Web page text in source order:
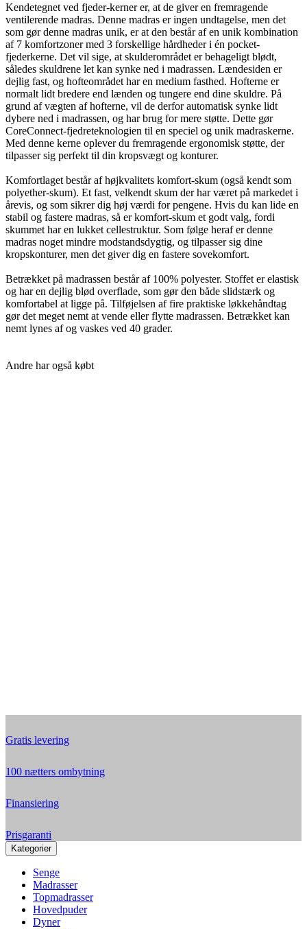
Kendetegnet ved fjeder-kerner er, at de giver en fremragende
ventilerende madras. Denne madras er ingen undtagelse, men det
som gør denne madras unik, er at den består af en unik kombination
af 7 komfortzoner med 3 forskellige hårdheder i én pocket-
fjederkerne. Det vil sige, at skulderområdet er behageligt blødt,
således skuldrene let kan synke ned i madrassen. Lændesiden er
dejlig fast, og hofteområdet har en medium fasthed. Hofterne er
normalt lidt bredere end lænden og tungere end dine skuldre. På
grund af vægten af hofterne, vil de derfor automatisk synke lidt
dybere ned i madrassen, og har brug for mere støtte. Dette gør
CoreConnect-fjedreteknologien til en speciel og unik madraskerne.
Med denne kerne oplever du fremragende ergonomisk støtte, der
tilpasser sig perfekt til din kropsvægt og konturer.
Komfortlaget består af højkvalitets komfort-skum (også kendt som
polyether-skum). Et fast, velkendt skum der har været på markedet i
årevis, og som sikrer dig høj værdi for pengene. Hvis du kan lide en
stabil og fastere madras, så er komfort-skum et godt valg, fordi
skummet har en lukket cellestruktur. Som følge heraf er denne
madras noget mindre modstandsdygtig, og tilpasser sig dine
kropskonturer, men det giver dig en fastere sovekomfort.
Betrækket på madrassen består af 100% polyester. Stoffet er elastisk
og har en dejlig blød overflade, som gør den både slidstærk og
komfortabel at ligge på. Tilføjelsen af fire praktiske løkkehåndtag
gør det meget nemt at vende eller flytte madrassen. Betrækket kan
nemt lynes af og vaskes ved 40 grader.
Andre har også købt
Gratis levering
100 nætters ombytning
Finansiering
Prisgaranti
Kategorier
Senge
Madrasser
Topmadrasser
Hovedpuder
Dyner